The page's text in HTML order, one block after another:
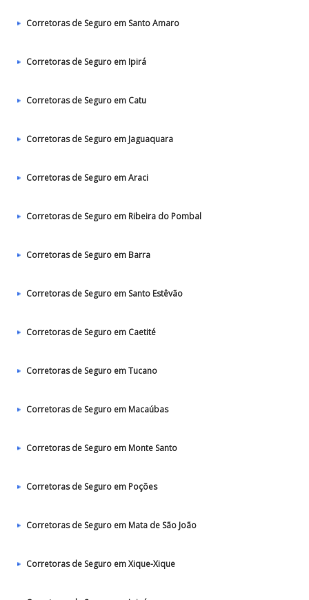
Corretoras de Seguro em Santo Amaro
Corretoras de Seguro em Ipirá
Corretoras de Seguro em Catu
Corretoras de Seguro em Jaguaquara
Corretoras de Seguro em Araci
Corretoras de Seguro em Ribeira do Pombal
Corretoras de Seguro em Barra
Corretoras de Seguro em Santo Estêvão
Corretoras de Seguro em Caetité
Corretoras de Seguro em Tucano
Corretoras de Seguro em Macaúbas
Corretoras de Seguro em Monte Santo
Corretoras de Seguro em Poções
Corretoras de Seguro em Mata de São João
Corretoras de Seguro em Xique-Xique